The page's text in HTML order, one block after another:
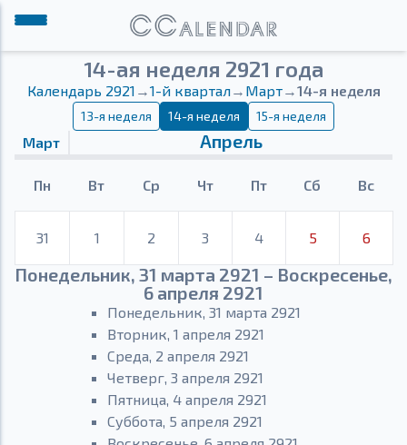
14-ая неделя 2921 года
Календарь 2921 →1-й квартал→ Март→14-я неделя
13-я неделя 14-я неделя 15-я неделя
Март Апрель
Пн Вт Ср Чт Пт Сб Вс
31 1 2 3 4 5 6
Понедельник, 31 марта 2921 – Воскресенье,
6 апреля 2921
Понедельник, 31 марта 2921
Вторник, 1 апреля 2921
Среда, 2 апреля 2921
Четверг, 3 апреля 2921
Пятница, 4 апреля 2921
Суббота, 5 апреля 2921